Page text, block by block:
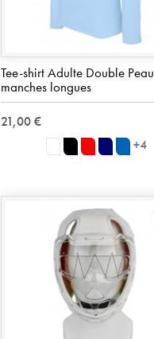
Tee-shirt Adulte Double Peau
manches longues
21,00 €
blanc noir rougeMarine
Royal
+4